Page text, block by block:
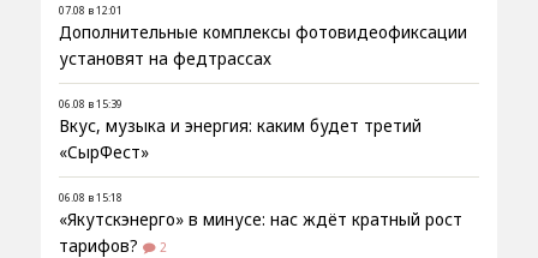
07.08 в 12:01
Дополнительные комплексы фотовидеофиксации
установят на федтрассах
06.08 в 15:39
Вкус, музыка и энергия: каким будет третий
«СырФест»
06.08 в 15:18
«Якутскэнерго» в минусе: нас ждёт кратный рост
тарифов?
2